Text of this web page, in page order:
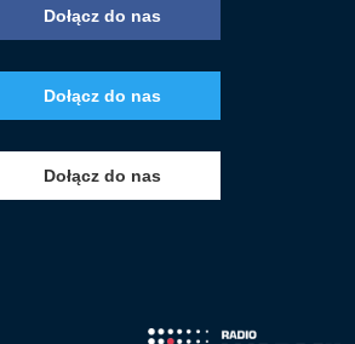
Dołącz do nas
Dołącz do nas
Dołącz do nas